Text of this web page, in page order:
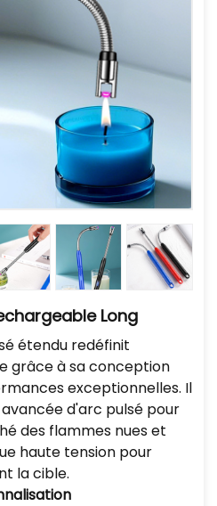
Long
étendu redéfinit
grâce à sa conception
exceptionnelles. Il
d'arc pulsé pour
des flammes nues et
haute tension pour
la cible.